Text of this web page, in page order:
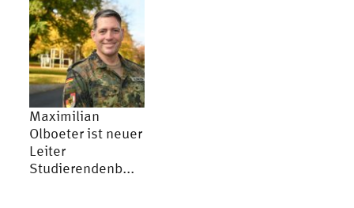
Maximilian
Olboeter ist neuer
Leiter
Studierendenb...